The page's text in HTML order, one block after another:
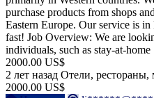
purchase products from shops
Eastern Europe. Our service is
fast! Job Overview: We are
individuals, such as stay-at-home
2000.00 US$
2 лет назад Отели, рестораны,
2000.00 US$